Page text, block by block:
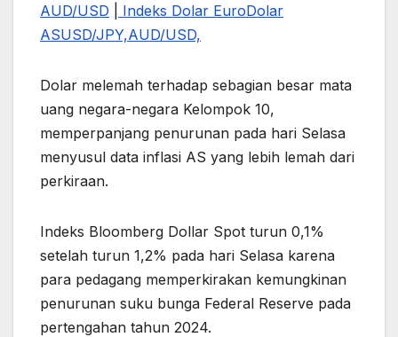
AUD/USD
Indeks Dolar EuroDolar
ASUSD/JPY,AUD/USD,
Dolar melemah terhadap sebagian besar mata
uang negara-negara Kelompok 10,
memperpanjang penurunan pada hari Selasa
menyusul data inflasi AS yang lebih lemah dari
perkiraan.
Indeks Bloomberg Dollar Spot turun 0,1%
setelah turun 1,2% pada hari Selasa karena
para pedagang memperkirakan kemungkinan
penurunan suku bunga Federal Reserve pada
pertengahan tahun 2024.